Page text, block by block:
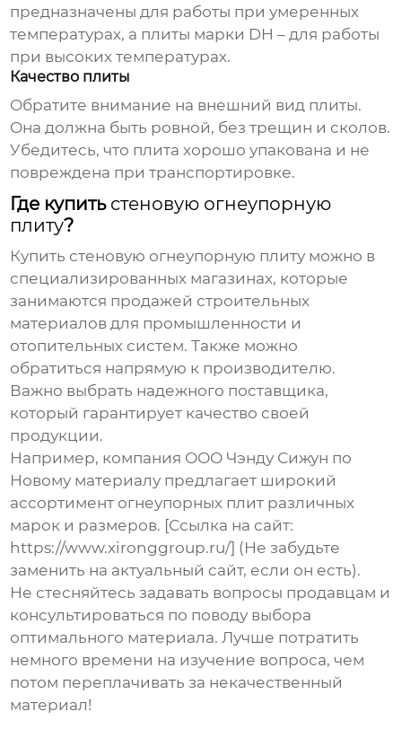
предназначены для работы при умеренных
температурах, а плиты марки DH – для работы
при высоких температурах.
Качество плиты
Обратите внимание на внешний вид плиты.
Она должна быть ровной, без трещин и сколов.
Убедитесь, что плита хорошо упакована и не
повреждена при транспортировке.
Где купить стеновую огнеупорную
плиту?
Купить стеновую огнеупорную плиту можно в
специализированных магазинах, которые
занимаются продажей строительных
материалов для промышленности и
отопительных систем. Также можно
обратиться напрямую к производителю.
Важно выбрать надежного поставщика,
который гарантирует качество своей
продукции.
Например, компания ООО Чэнду Сижун по
Новому материалу предлагает широкий
ассортимент огнеупорных плит различных
марок и размеров. [Ссылка на сайт:
https://www.xironggroup.ru/] (Не забудьте
заменить на актуальный сайт, если он есть).
Не стесняйтесь задавать вопросы продавцам и
консультироваться по поводу выбора
оптимального материала. Лучше потратить
немного времени на изучение вопроса, чем
потом переплачивать за некачественный
материал!